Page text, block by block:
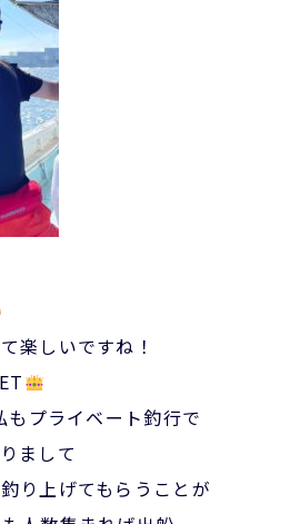
楽しいですね！
もプライベート釣行で
まして
り上げてもらうことが